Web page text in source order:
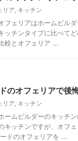
リア, キッチン
フェリアはホームビル
ッチンタイプに比べて
較とオフェリア ...
のオフェリアで後
リア, キッチン
ームビルダーのキッチ
キッチンですが、オフ
ドのオフェリアを ...